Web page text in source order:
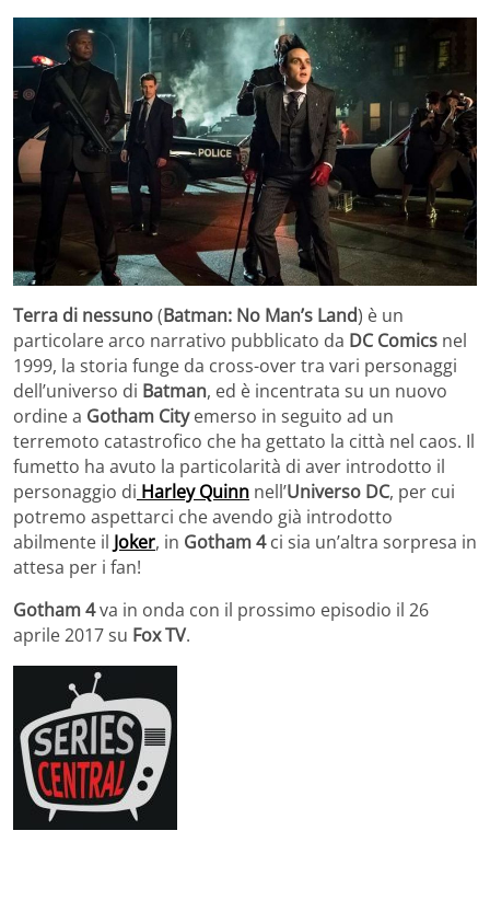
Terra di nessuno(Batman: No Man’s Land) è un
particolare arco narrativo pubblicato da DC Comics nel
1999, la storia funge da cross-over tra vari personaggi
dell’universo di Batman, ed è incentrata su un nuovo
ordine a Gotham Cityemerso in seguito ad un
terremoto catastrofico che ha gettato la città nel caos. Il
fumetto ha avuto la particolarità di aver introdotto il
personaggio di Harley Quinn nell’Universo DC, per cui
potremo aspettarci che avendo già introdotto
abilmente il Joker, in Gotham 4ci sia un’altra sorpresa in
attesa per i fan!
Gotham 4va in onda con il prossimo episodio il 26
aprile 2017 su Fox TV.